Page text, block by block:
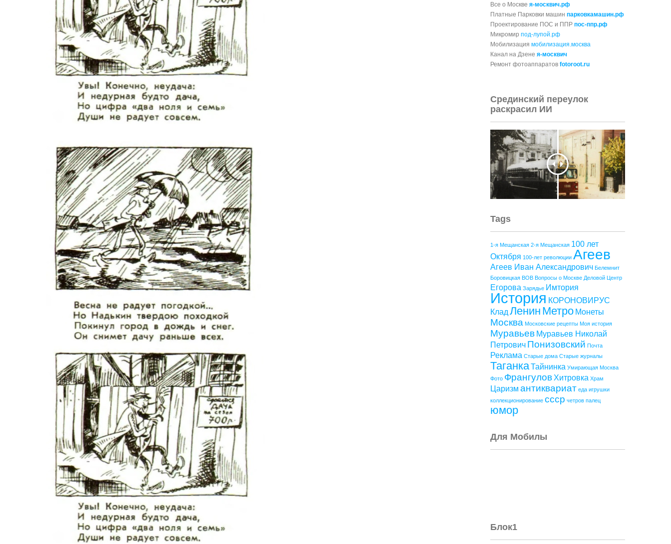
Все о Москве я-москвич.рф
Платные Парковки машин парковкамашин.рф
Проектирование ПОС и ППР пос-ппр.рф
Микромир под-лупой.рф
Мобилизация мобилизация.москва
Канал на Дзене я-москвич
Ремонт фотоаппаратов fotoroot.ru
Срединский переулок
раскрасил ИИ
Tags
1-я Мещанская 2-я Мещанская 100 лет
Октября 100-лет революции Агеев
Агеев Иван Александрович Белемнит
Боровицкая ВОВ Вопросы о Москве Деловой Центр
Егорова Зарядье Имтория
История КОРОНОВИРУС
Клад Ленин Метро Монеты
Москва Московские рецепты Моя история
Муравьев Муравьев Николай
Петрович Понизовский Почта
Реклама Старые дома Старые журналы
ТаганкаТайнинка Умирающая Москва
Фото Франгулов Хитровка Храм
Царизм антиквариат еда игрушки
коллекционирование ссср четров палец
юмор
Для Мобилы
Блок1